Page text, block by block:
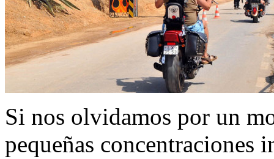
Si nos olvidamos por un
pequeñas concentraciones